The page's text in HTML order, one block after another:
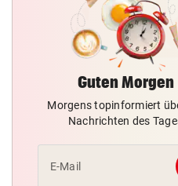
Guten Morgen
Morgens topinformiert
Nachrichten des
E-Mail